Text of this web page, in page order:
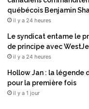
québécois Benjamin
il y a 24 heures
Le syndicat entame le
de principe avec
il y a 24 heures
Hollow Jan : la légende
pour la première fois
il y a 1 jour